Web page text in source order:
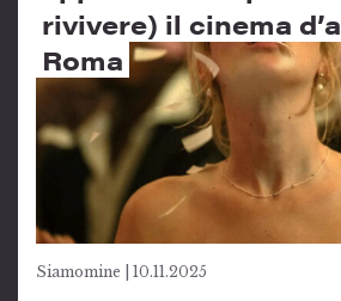
rivivere) il cinema
Roma
Siamomine | 10.11.2025